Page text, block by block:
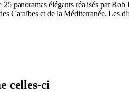
25 panoramas élégants réalisés par
Caraïbes et de la Méditerranée. Les
celles-ci